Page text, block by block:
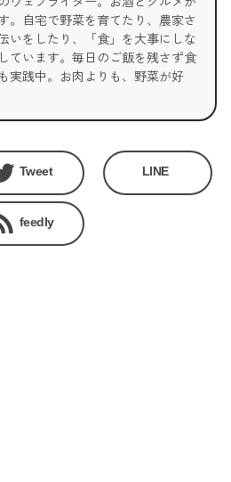
。自宅で野菜を育てたり、農家さ
いをしたり、「食」を大事にしな
ています。毎日のご飯を残さず食
実践中。お肉よりも、野菜が好
Tweet LINE
feedly